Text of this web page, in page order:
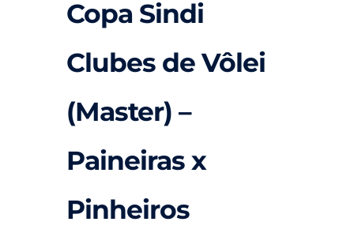
Copa Sindi
Clubes de Vôlei
(Master) –
Paineiras x
Pinheiros